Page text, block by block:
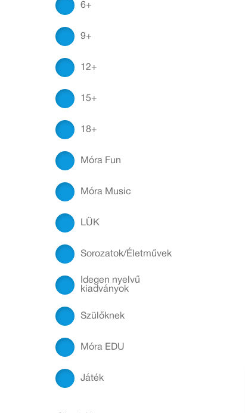
6+
9+
12+
15+
18+
Móra Fun
Móra Music
LÜK
Sorozatok/Életművek
Idegen nyelvű
kiadványok
Szülőknek
Móra EDU
Játék